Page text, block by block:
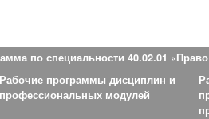
по специальности 40.02.01
Рабочие программы дисциплин и
профессиональных модулей